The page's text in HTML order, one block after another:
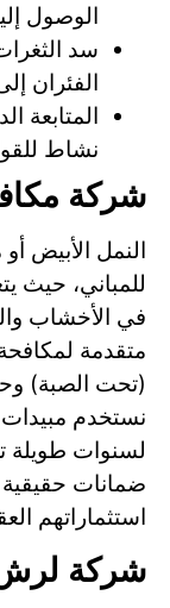
الوصول
سد
الفئران
المتابعة
نشاط
شركة
النمل الأبيض
للمباني، حيث
في الأخشاب
متقدمة
(تحت الصبة)
نستخدم
لسنوات طويلة
ضمانات حقيقية
استثماراتهم
شركة لرش